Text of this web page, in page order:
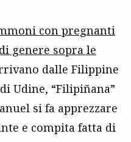
con pregnanti
genere sopra le
dalle Filippine
Udine, “Filipiñana”
si fa apprezzare
e compita fatta di